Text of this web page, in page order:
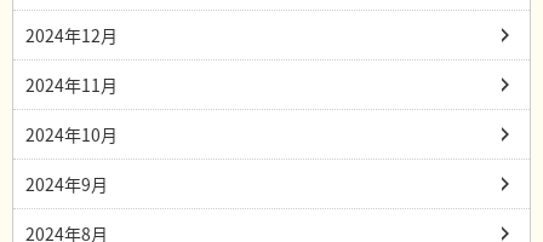
2024年12月
2024年11月
2024年10月
2024年9月
2024年8月